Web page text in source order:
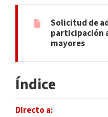
Solicitud de
participación
mayores
Índice
Directo a: